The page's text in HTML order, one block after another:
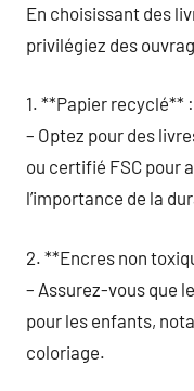
En choisissant des
privilégiez des
1. **Papier recyclé** :
– Optez pour des
ou certifié FSC pour
l’importance de la
2. **Encres non
– Assurez-vous que
pour les enfants,
coloriage.